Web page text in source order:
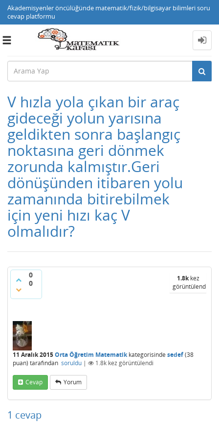
Akademisyenler öncülüğünde matematik/fizik/bilgisayar bilimleri soru
cevap platformu
Toggle
V hızla yola çıkan bir araç
gideceği yolun yarısına
geldikten sonra başlangıç
noktasına geri dönmek
zorunda kalmıştır.Geri
dönüşünden itibaren yolu
zamanında bitirebilmek
için yeni hızı kaç V
olmalıdır?
0
0
1.8kkez
görüntülendi
11 Aralık 2015Orta Öğretim Matematikkategorisinde sedef(38
puan) tarafından soruldu | 1.8k kez görüntülendi
Cevap Yorum
1 cevap